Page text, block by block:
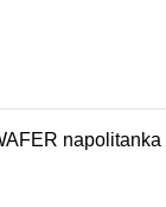
napolitanka